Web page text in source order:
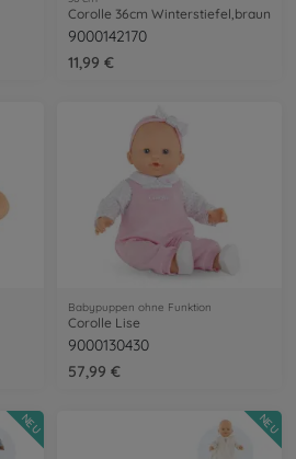
Corolle 36cm Winterstiefel,braun
9000142170
11,99 €
Babypuppen ohne Funktion
Corolle Lise
9000130430
57,99 €
NEU NEU